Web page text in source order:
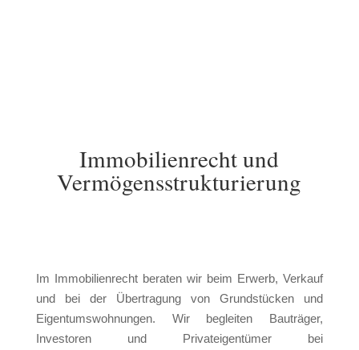
Immobilienrecht und
Vermögensstrukturierung
Im Immobilienrecht beraten wir beim Erwerb, Verkauf
und bei der Übertragung von Grundstücken und
Eigentumswohnungen. Wir begleiten Bauträger,
Investoren und Privateigentümer bei